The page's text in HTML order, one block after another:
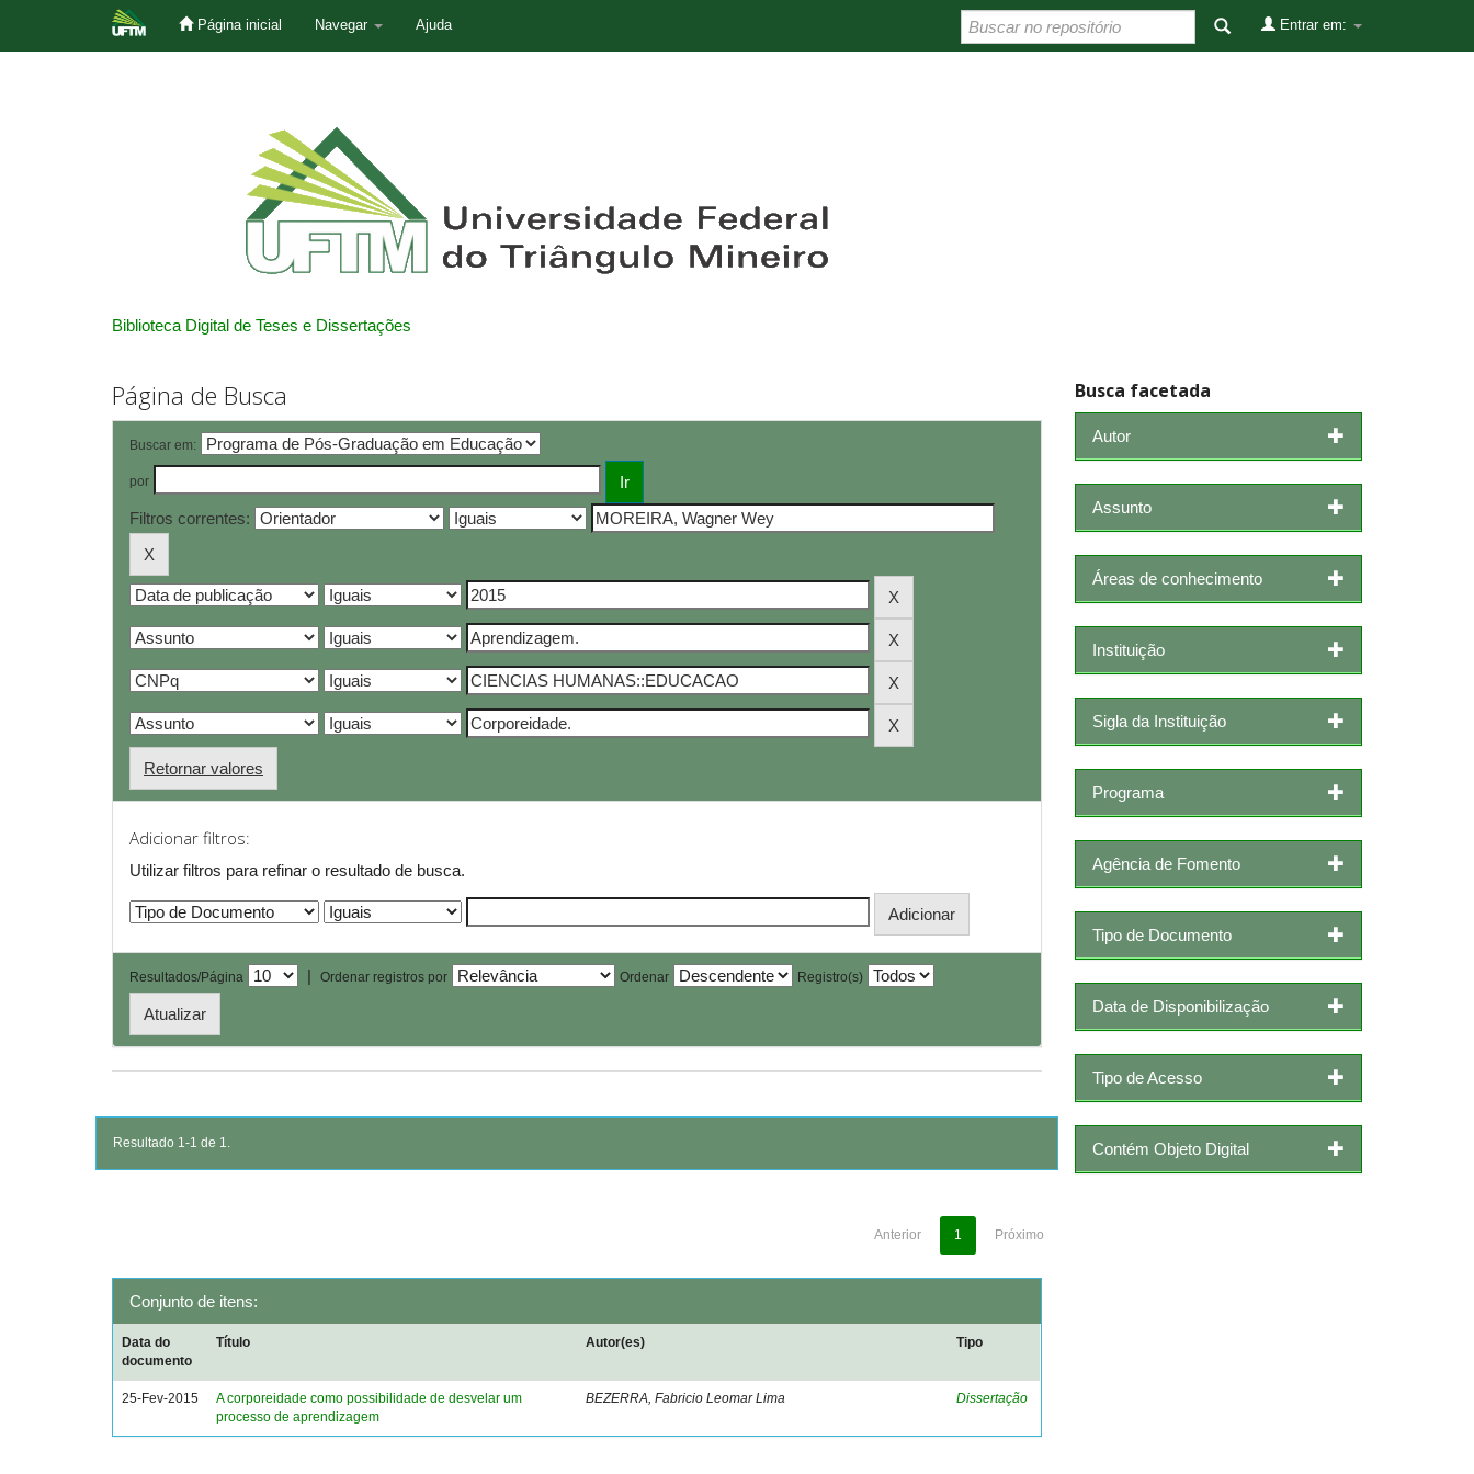
Página inicial Navegar Ajuda Entrar em:
Biblioteca Digital de Teses e Dissertações
Página de Busca
Buscar em:
por
Filtros correntes:
Retornar valores
Adicionar filtros:
Utilizar filtros para refinar o resultado de busca.
Resultados/Página | Ordenar registros por Ordenar Registro(s)
Resultado 1-1 de 1.
Anterior 1 Próximo
Conjunto de itens:
Data do
documento
Título Autor(es) Tipo
25-Fev-2015
A corporeidade como possibilidade de desvelar um
processo de aprendizagem
BEZERRA, Fabricio Leomar Lima Dissertação
Busca facetada
Autor
Assunto
Áreas de conhecimento
Instituição
Sigla da Instituição
Programa
Agência de Fomento
Tipo de Documento
Data de Disponibilização
Tipo de Acesso
Contém Objeto Digital